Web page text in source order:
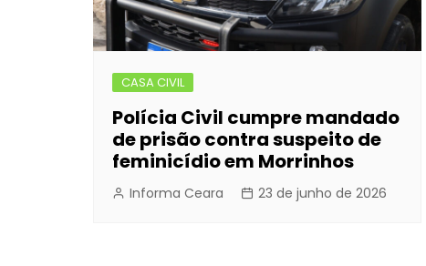
CASA CIVIL
Polícia Civil cumpre mandado
de prisão contra suspeito de
feminicídio em Morrinhos
Informa Ceara 23 de junho de 2026